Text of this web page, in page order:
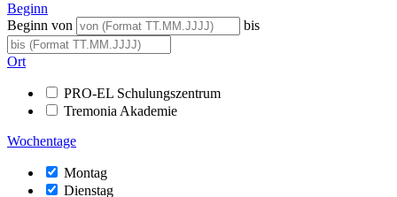
Beginn
Beginn von
bis
Ort
PRO-EL Schulungszentrum
Tremonia Akademie
Wochentage
Montag
Dienstag